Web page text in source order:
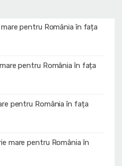
pentru România în fața
pentru România în fața
pentru România în fața
mare pentru România în